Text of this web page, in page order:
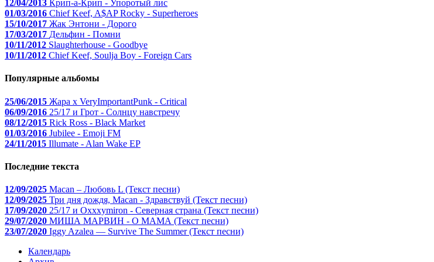
12/04/2013 Крип-а-Крип - Упоротый лис
01/03/2016 Chief Keef, A$AP Rocky - Superheroes
15/10/2017 Жак Энтони - Дорого
17/03/2017 Дельфин - Помни
10/11/2012 Slaughterhouse - Goodbye
10/11/2012 Chief Keef, Soulja Boy - Foreign Cars
Популярные альбомы
25/06/2015 Жара x VeryImportantPunk - Critical
06/09/2016 25/17 и Грот - Солнцу навстречу
08/12/2015 Rick Ross - Black Market
01/03/2016 Jubilee - Emoji FM
24/11/2015 Illumate - Alan Wake EP
Последние текста
12/09/2025 Macan – Любовь L (Текст песни)
12/09/2025 Три дня дождя, Macan - Здравствуй (Текст песни)
17/09/2020 25/17 и Oxxxymiron - Северная страна (Текст песни)
29/07/2020 МИША МАРВИН - О МАМА (Текст песни)
23/07/2020 Iggy Azalea — Survive The Summer (Текст песни)
Календарь